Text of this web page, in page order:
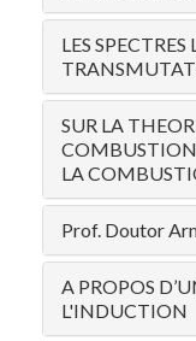
LES
SUR LA
LA
Prof. Doutor
A PROPOS
L'INDUCTION